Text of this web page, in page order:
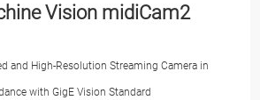
Vision midiCam2
and High-Resolution Streaming Camera in
with GigE Vision Standard